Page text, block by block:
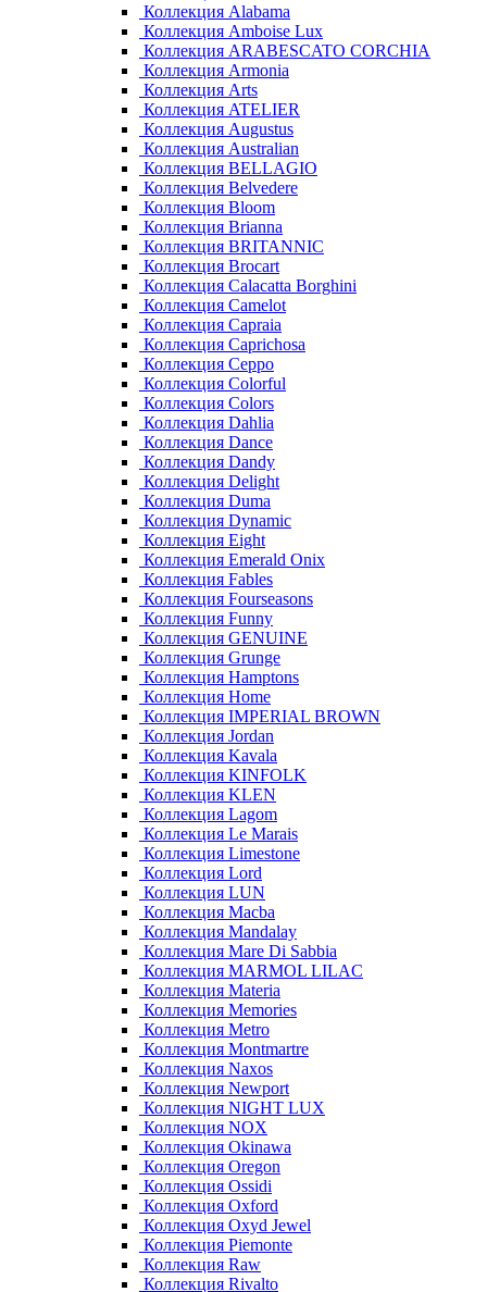
Коллекция Alabama
Коллекция Amboise Lux
Коллекция ARABESCATO CORCHIA
Коллекция Armonia
Коллекция Arts
Коллекция ATELIER
Коллекция Augustus
Коллекция Australian
Коллекция BELLAGIO
Коллекция Belvedere
Коллекция Bloom
Коллекция Brianna
Коллекция BRITANNIC
Коллекция Brocart
Коллекция Calacatta Borghini
Коллекция Camelot
Коллекция Capraia
Коллекция Caprichosa
Коллекция Ceppo
Коллекция Colorful
Коллекция Colors
Коллекция Dahlia
Коллекция Dance
Коллекция Dandy
Коллекция Delight
Коллекция Duma
Коллекция Dynamic
Коллекция Eight
Коллекция Emerald Onix
Коллекция Fables
Коллекция Fourseasons
Коллекция Funny
Коллекция GENUINE
Коллекция Grunge
Коллекция Hamptons
Коллекция Home
Коллекция IMPERIAL BROWN
Коллекция Jordan
Коллекция Kavala
Коллекция KINFOLK
Коллекция KLEN
Коллекция Lagom
Коллекция Le Marais
Коллекция Limestone
Коллекция Lord
Коллекция LUN
Коллекция Macba
Коллекция Mandalay
Коллекция Mare Di Sabbia
Коллекция MARMOL LILAC
Коллекция Materia
Коллекция Memories
Коллекция Metro
Коллекция Montmartre
Коллекция Naxos
Коллекция Newport
Коллекция NIGHT LUX
Коллекция NOX
Коллекция Okinawa
Коллекция Oregon
Коллекция Ossidi
Коллекция Oxford
Коллекция Oxyd Jewel
Коллекция Piemonte
Коллекция Raw
Коллекция Rivalto